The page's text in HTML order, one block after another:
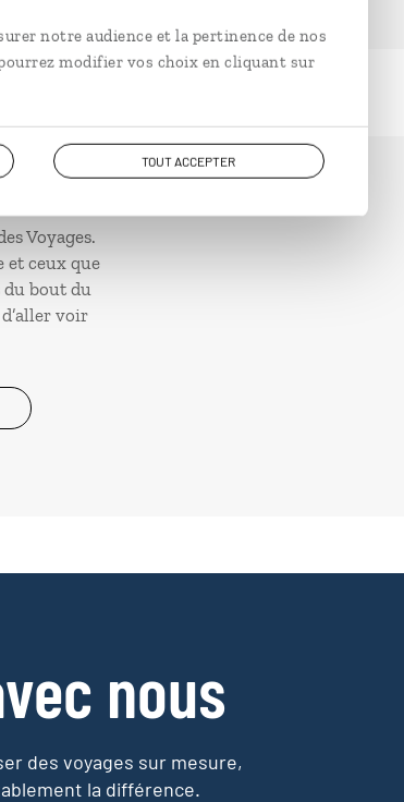
notre audience et la pertinence de nos
modifier vos choix en cliquant sur
TOUT ACCEPTER
Voyages.
et ceux que
bout du
voir
nous
des voyages sur mesure,
la différence.